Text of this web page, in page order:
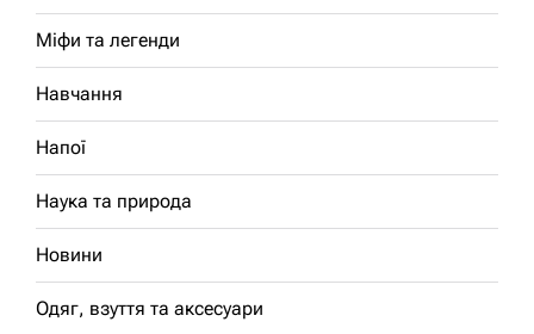
Міфи та легенди
Навчання
Напої
Наука та природа
Новини
Одяг, взуття та аксесуари